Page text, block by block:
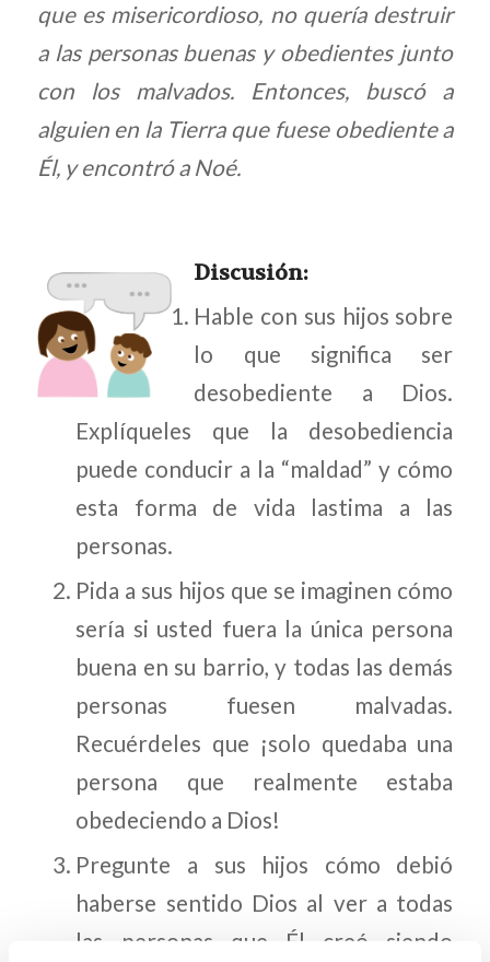
que es misericordioso, no quería destruir
a las personas buenas y obedientes junto
con los malvados. Entonces, buscó a
alguien en la Tierra que fuese obediente a
Él, y encontró a Noé.
Discusión:
Hable con sus hijos sobre
lo que significa ser
desobediente a Dios.
Explíqueles que la desobediencia
puede conducir a la “maldad” y cómo
esta forma de vida lastima a las
personas.
Pida a sus hijos que se imaginen cómo
sería si usted fuera la única persona
buena en su barrio, y todas las demás
personas fuesen malvadas.
Recuérdeles que ¡solo quedaba una
persona que realmente estaba
obedeciendo a Dios!
Pregunte a sus hijos cómo debió
haberse sentido Dios al ver a todas
las personas que Él creó siendo